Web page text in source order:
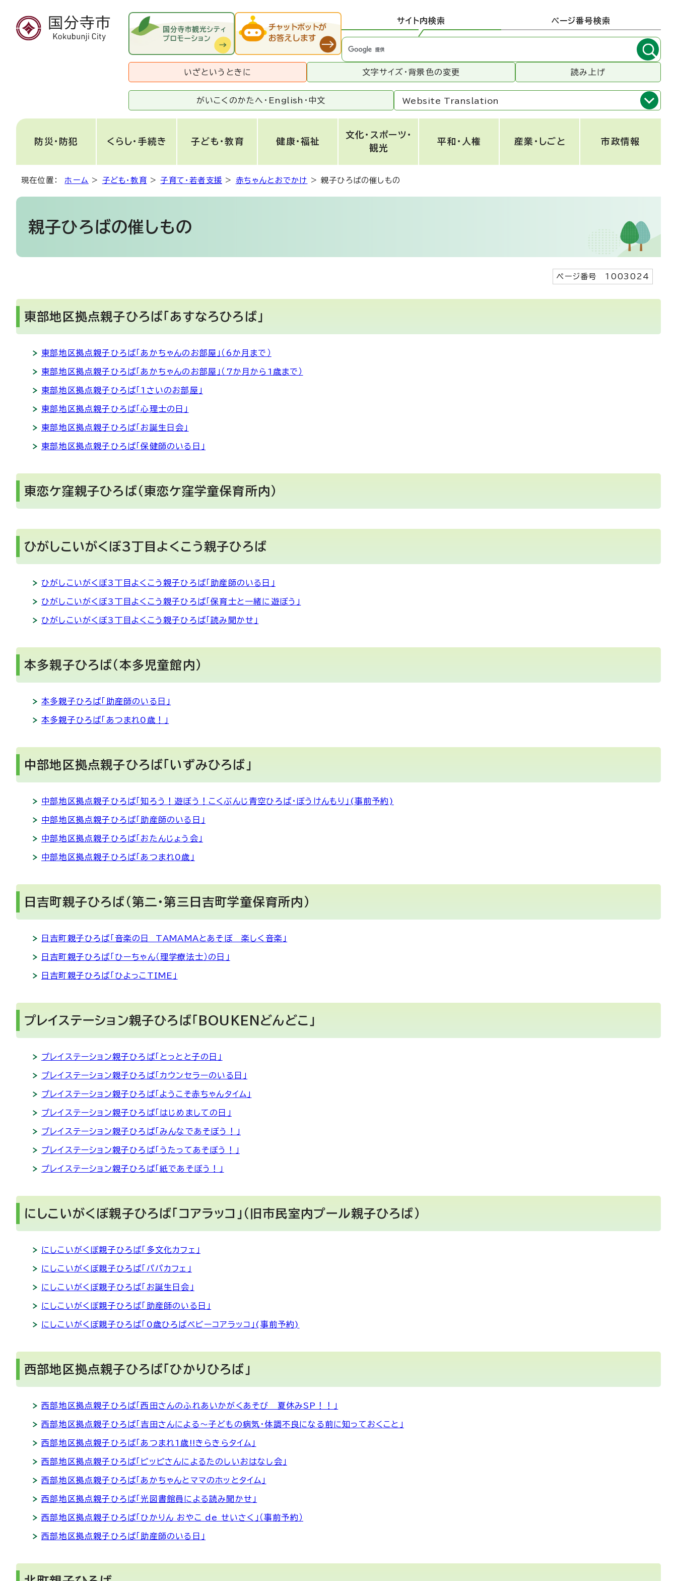
サイト内検索 ページ番号検索
いざというときに 文字サイズ・背景色の変更 読み上げ
がいこくのかたへ・ English ・ 中文 Website Translation
防災・防犯 くらし・手続き 子ども・教育 健康・福祉
文化・スポーツ・
観光
平和・人権 産業・しごと 市政情報
現在位置： ホーム > 子ども・教育 >子育て・若者支援 > 赤ちゃんとおでかけ >親子ひろばの催しもの
親子ひろばの催しもの
ページ番号 1003024
東部地区拠点親子ひろば「あすなろひろば」
東部地区拠点親子ひろば「あかちゃんのお部屋」（6か月まで）
東部地区拠点親子ひろば「あかちゃんのお部屋」（7か月から1歳まで）
東部地区拠点親子ひろば「1さいのお部屋」
東部地区拠点親子ひろば「心理士の日」
東部地区拠点親子ひろば「お誕生日会」
東部地区拠点親子ひろば「保健師のいる日」
東恋ケ窪親子ひろば（東恋ケ窪学童保育所内）
ひがしこいがくぼ3丁目よくこう親子ひろば
ひがしこいがくぼ3丁目よくこう親子ひろば「助産師のいる日」
ひがしこいがくぼ3丁目よくこう親子ひろば「保育士と一緒に遊ぼう」
ひがしこいがくぼ3丁目よくこう親子ひろば「読み聞かせ」
本多親子ひろば（本多児童館内）
本多親子ひろば「助産師のいる日」
本多親子ひろば「あつまれ0歳！」
中部地区拠点親子ひろば「いずみひろば」
中部地区拠点親子ひろば「知ろう！遊ぼう！こくぶんじ青空ひろば・ぼうけんもり」(事前予約)
中部地区拠点親子ひろば「助産師のいる日」
中部地区拠点親子ひろば「おたんじょう会」
中部地区拠点親子ひろば「あつまれ0歳」
日吉町親子ひろば（第二・第三日吉町学童保育所内）
日吉町親子ひろば「音楽の日 TAMAMAとあそぼ 楽しく音楽」
日吉町親子ひろば「ひーちゃん（理学療法士）の日」
日吉町親子ひろば「ひよっこTIME」
プレイステーション親子ひろば「BOUKENどんどこ」
プレイステーション親子ひろば「とっとと子の日」
プレイステーション親子ひろば「カウンセラーのいる日」
プレイステーション親子ひろば「ようこそ赤ちゃんタイム」
プレイステーション親子ひろば「はじめましての日」
プレイステーション親子ひろば「みんなであそぼう！」
プレイステーション親子ひろば「うたってあそぼう！」
プレイステーション親子ひろば「紙であそぼう！」
にしこいがくぼ親子ひろば「コアラッコ」（旧市民室内プール親子ひろば）
にしこいがくぼ親子ひろば「多文化カフェ」
にしこいがくぼ親子ひろば「パパカフェ」
にしこいがくぼ親子ひろば「お誕生日会」
にしこいがくぼ親子ひろば「助産師のいる日」
にしこいがくぼ親子ひろば「0歳ひろばベビーコアラッコ」(事前予約)
西部地区拠点親子ひろば「ひかりひろば」
西部地区拠点親子ひろば「西田さんのふれあいかがくあそび 夏休みSP！！」
西部地区拠点親子ひろば「吉田さんによる～子どもの病気・体調不良になる前に知っておくこと」
西部地区拠点親子ひろば「あつまれ1歳!!きらきらタイム」
西部地区拠点親子ひろば「ピッピさんによるたのしいおはなし会」
西部地区拠点親子ひろば「あかちゃんとママのホッとタイム」
西部地区拠点親子ひろば「光図書館員による読み聞かせ」
西部地区拠点親子ひろば「ひかりん おやこ de せいさく」（事前予約）
西部地区拠点親子ひろば「助産師のいる日」